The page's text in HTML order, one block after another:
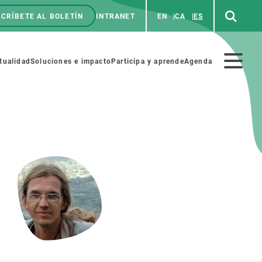
AL BOLETÍN INTRANET EN CA ES
Soluciones e impacto Participa y aprendeAgenda
Recursos Humanos
académicas